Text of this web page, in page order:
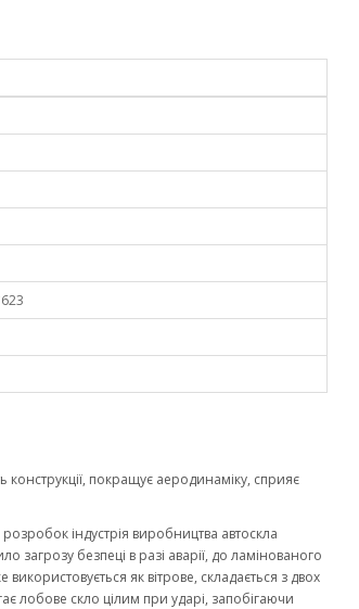
конструкції, покращує аеродинаміку, сприяє
індустрія виробництва автоскла
безпеці в разі аварії, до ламінованого
як вітрове, складається з двох
лобове скло цілим при ударі, запобігаючи